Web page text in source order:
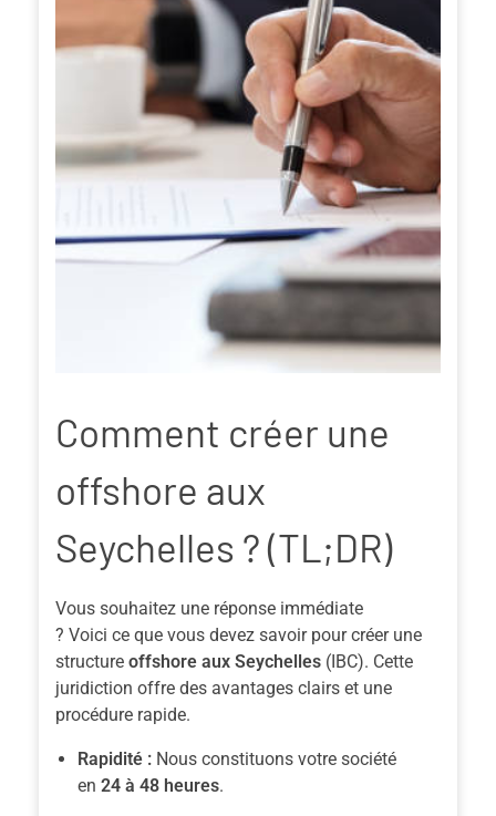
Comment créer une
offshore aux
Seychelles ? (TL;DR)
Vous souhaitez une réponse immédiate
? Voici ce que vous devez savoir pour créer une
structure offshore aux Seychelles (IBC). Cette
juridiction offre des avantages clairs et une
procédure rapide.
Rapidité : Nous constituons votre société
en 24 à 48 heures.